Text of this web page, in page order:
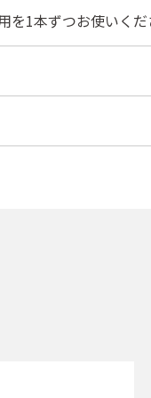
を1本ずつお使いく